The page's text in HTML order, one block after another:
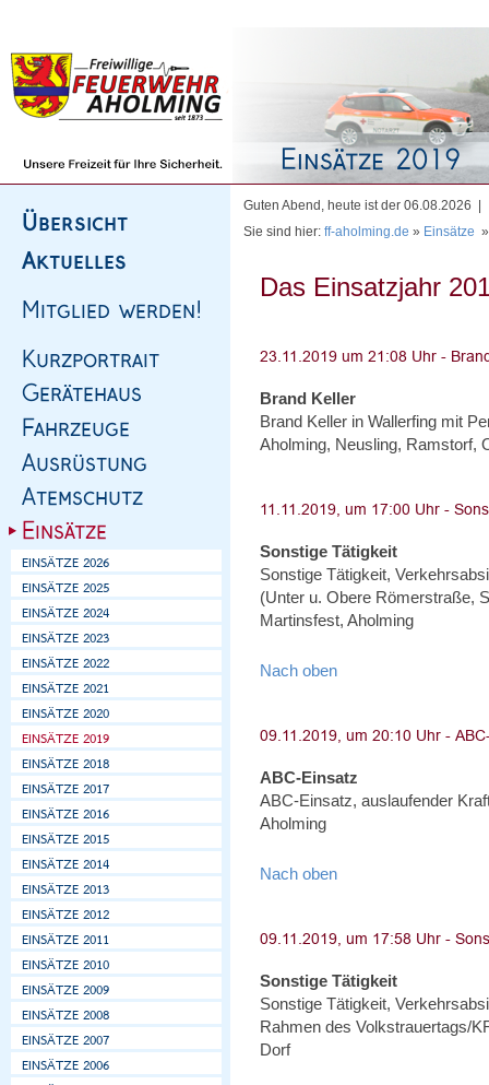
Guten Abend, heute ist der 06.08.2026 |
Sie sind hier: ff-aholming.de » Einsätze
Das Einsatzjahr
Brand Keller
Brand Keller in Wallerfing mit
Aholming, Neusling, Ramstorf,
Sonstige Tätigkeit
Sonstige Tätigkeit,
(Unter u. Obere Römerstraße,
Martinsfest, Aholming
Nach oben
ABC-Einsatz
ABC-Einsatz, auslaufender
Aholming
Nach oben
Sonstige Tätigkeit
Sonstige Tätigkeit,
Rahmen des Volkstrauertags/
Dorf